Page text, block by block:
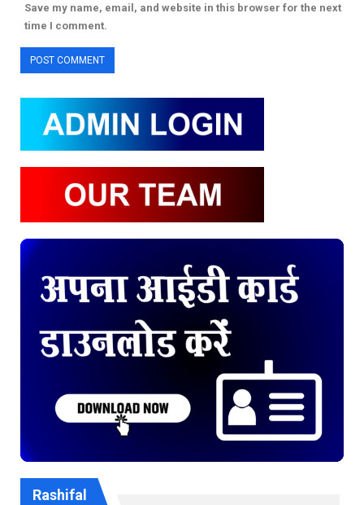
Save my name, email, and website in this browser for the next
time I comment.
Rashifal